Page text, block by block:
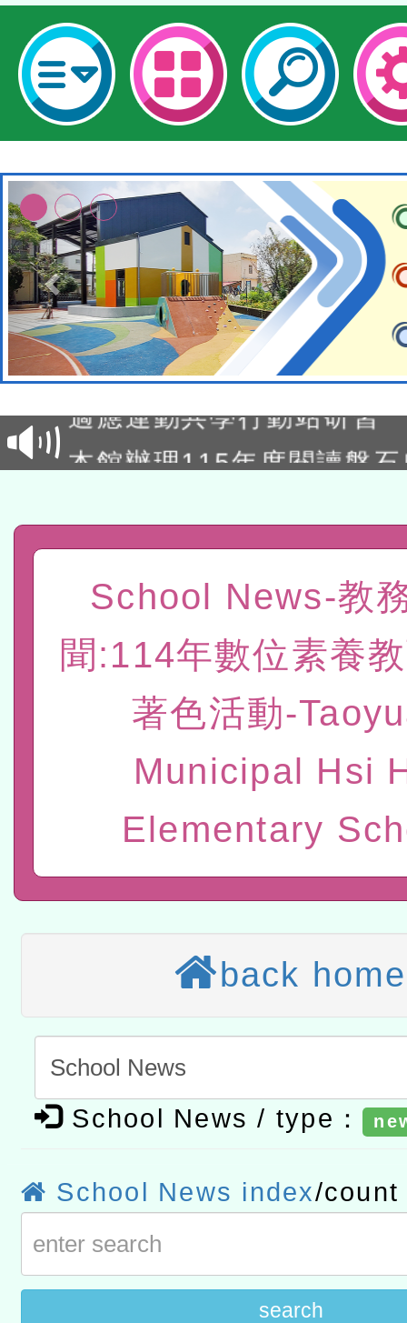
本校115學年度第2次代理
本館辦理115年度閱讀磐
「數位內容與教學軟體線
有關大陸委員會函釋公務
赴陸應申請許可一案
轉知經濟部水利署委託財
研究院辦理「115年表揚
位及節水達人選拔活動」
115年8月22日(星期六)辦
市孔廟祈福系列活動—儒
航」
2026年桃園地景藝術節教
本校115學年度第2次代理
結果公告(無人報名，續辦
適應運動共學行動站研習
本館辦理115年度閱讀磐
A3數位素養講師名單
「數位內容與教學軟體線
t」
有關大陸委員會函釋公務
赴陸應申請許可一案
轉知經濟部水利署委託財
位及節水達人選拔活動」
115年8月22日(星期六)辦
市孔廟祈福系列活動—儒
2026年桃園地景藝術節教
School News-教
聞:114年數位素養
著色活動-
Municipal Hsi
Elementary
back home
School News / type：
School News index/count
search